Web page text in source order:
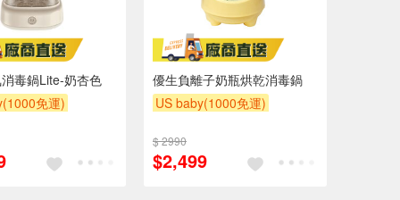
毒鍋Lite-奶杏色
免運)
優生負離子奶瓶烘乾消毒鍋
US baby(1000免運)
滿額贈
$ 2990
$2,499